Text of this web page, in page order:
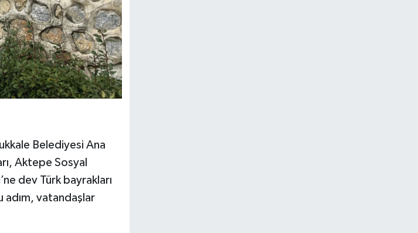
Belediyesi Ana
Aktepe Sosyal
dev Türk bayrakları
adım, vatandaşlar